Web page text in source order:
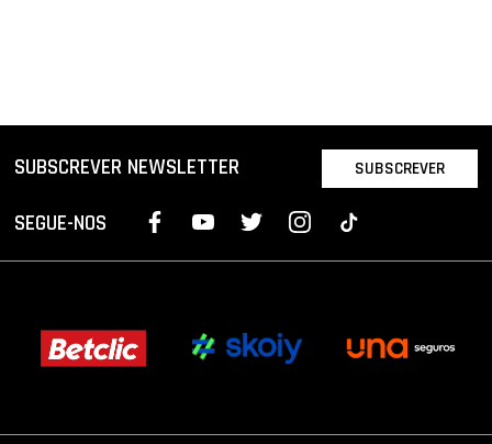
SUBSCREVER NEWSLETTER SUBSCREVER
SEGUE-NOS